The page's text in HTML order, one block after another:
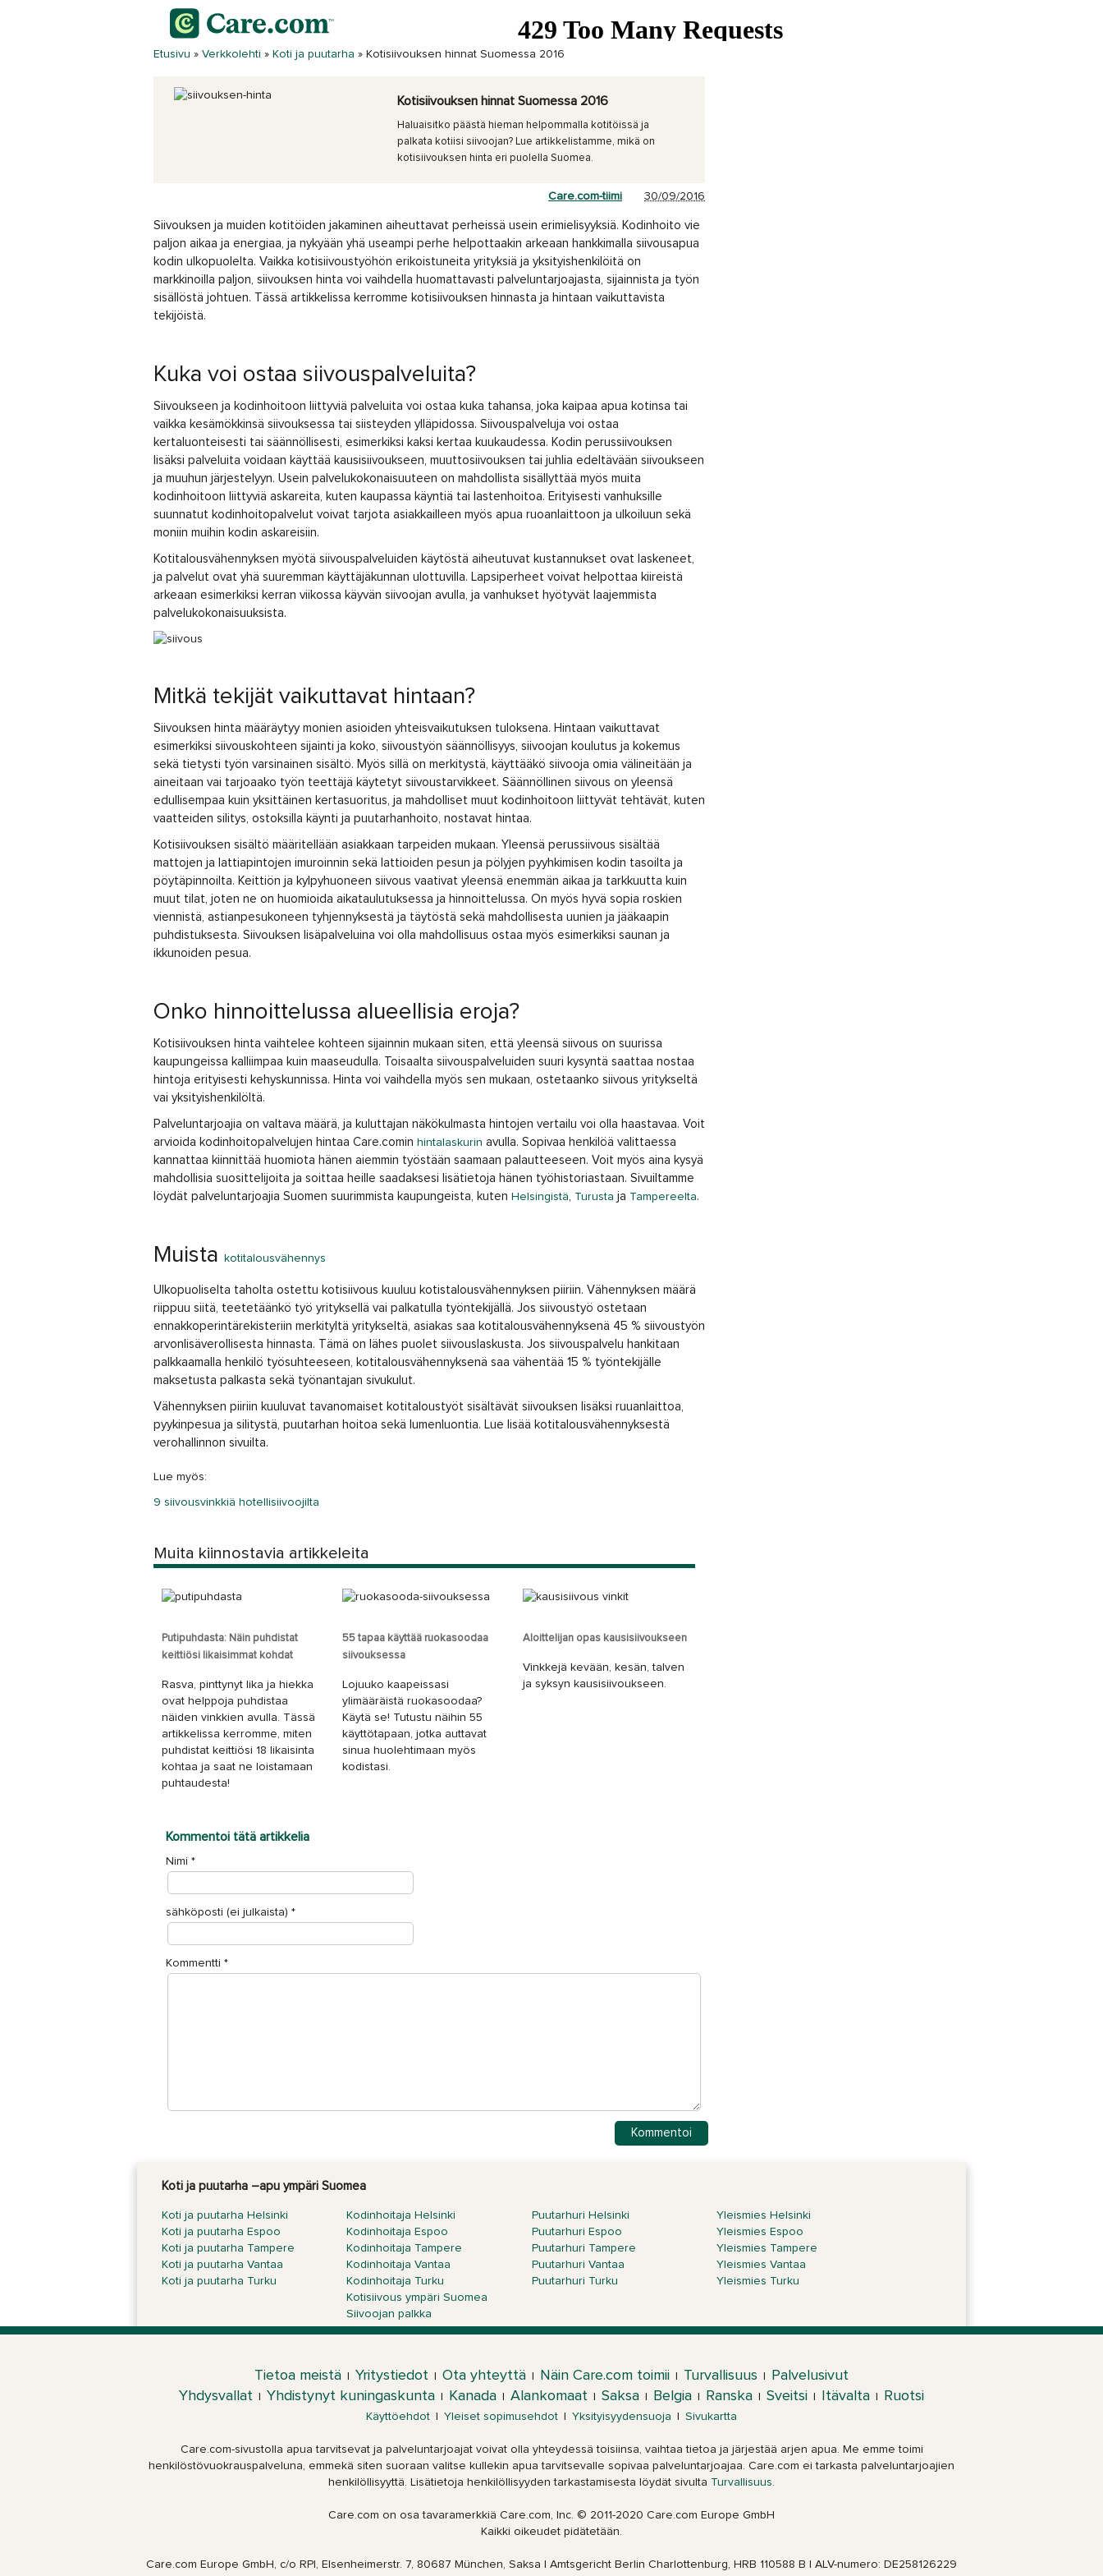
Etusivu » Verkkolehti » Koti ja puutarha » Kotisiivouksen hinnat Suomessa 2016
Kotisiivouksen hinnat Suomessa 2016
Haluaisitko päästä hieman helpommalla kotitöissä ja
palkata kotiisi siivoojan? Lue artikkelistamme, mikä on
kotisiivouksen hinta eri puolella Suomea.
Care.com-tiimi 30/09/2016
Siivouksen ja muiden kotitöiden jakaminen aiheuttavat perheissä usein erimielisyyksiä. Kodinhoito vie
paljon aikaa ja energiaa, ja nykyään yhä useampi perhe helpottaakin arkeaan hankkimalla siivousapua
kodin ulkopuolelta. Vaikka kotisiivoustyöhön erikoistuneita yrityksiä ja yksityishenkilöitä on
markkinoilla paljon, siivouksen hinta voi vaihdella huomattavasti palveluntarjoajasta, sijainnista ja työn
sisällöstä johtuen. Tässä artikkelissa kerromme kotisiivouksen hinnasta ja hintaan vaikuttavista
tekijöistä.
Kuka voi ostaa siivouspalveluita?
Siivoukseen ja kodinhoitoon liittyviä palveluita voi ostaa kuka tahansa, joka kaipaa apua kotinsa tai
vaikka kesämökkinsä siivouksessa tai siisteyden ylläpidossa. Siivouspalveluja voi ostaa
kertaluonteisesti tai säännöllisesti, esimerkiksi kaksi kertaa kuukaudessa. Kodin perussiivouksen
lisäksi palveluita voidaan käyttää kausisiivoukseen, muuttosiivouksen tai juhlia edeltävään siivoukseen
ja muuhun järjestelyyn. Usein palvelukokonaisuuteen on mahdollista sisällyttää myös muita
kodinhoitoon liittyviä askareita, kuten kaupassa käyntiä tai lastenhoitoa. Erityisesti vanhuksille
suunnatut kodinhoitopalvelut voivat tarjota asiakkailleen myös apua ruoanlaittoon ja ulkoiluun sekä
moniin muihin kodin askareisiin.
Kotitalousvähennyksen myötä siivouspalveluiden käytöstä aiheutuvat kustannukset ovat laskeneet,
ja palvelut ovat yhä suuremman käyttäjäkunnan ulottuvilla. Lapsiperheet voivat helpottaa kiireistä
arkeaan esimerkiksi kerran viikossa käyvän siivoojan avulla, ja vanhukset hyötyvät laajemmista
palvelukokonaisuuksista.
Mitkä tekijät vaikuttavat hintaan?
Siivouksen hinta määräytyy monien asioiden yhteisvaikutuksen tuloksena. Hintaan vaikuttavat
esimerkiksi siivouskohteen sijainti ja koko, siivoustyön säännöllisyys, siivoojan koulutus ja kokemus
sekä tietysti työn varsinainen sisältö. Myös sillä on merkitystä, käyttääkö siivooja omia välineitään ja
aineitaan vai tarjoaako työn teettäjä käytetyt siivoustarvikkeet. Säännöllinen siivous on yleensä
edullisempaa kuin yksittäinen kertasuoritus, ja mahdolliset muut kodinhoitoon liittyvät tehtävät, kuten
vaatteiden silitys, ostoksilla käynti ja puutarhanhoito, nostavat hintaa.
Kotisiivouksen sisältö määritellään asiakkaan tarpeiden mukaan. Yleensä perussiivous sisältää
mattojen ja lattiapintojen imuroinnin sekä lattioiden pesun ja pölyjen pyyhkimisen kodin tasoilta ja
pöytäpinnoilta. Keittiön ja kylpyhuoneen siivous vaativat yleensä enemmän aikaa ja tarkkuutta kuin
muut tilat, joten ne on huomioida aikataulutuksessa ja hinnoittelussa. On myös hyvä sopia roskien
viennistä, astianpesukoneen tyhjennyksestä ja täytöstä sekä mahdollisesta uunien ja jääkaapin
puhdistuksesta. Siivouksen lisäpalveluina voi olla mahdollisuus ostaa myös esimerkiksi saunan ja
ikkunoiden pesua.
Onko hinnoittelussa alueellisia eroja?
Kotisiivouksen hinta vaihtelee kohteen sijainnin mukaan siten, että yleensä siivous on suurissa
kaupungeissa kalliimpaa kuin maaseudulla. Toisaalta siivouspalveluiden suuri kysyntä saattaa nostaa
hintoja erityisesti kehyskunnissa. Hinta voi vaihdella myös sen mukaan, ostetaanko siivous yritykseltä
vai yksityishenkilöltä.
Palveluntarjoajia on valtava määrä, ja kuluttajan näkökulmasta hintojen vertailu voi olla haastavaa. Voit
arvioida kodinhoitopalvelujen hintaa Care.comin hintalaskurin avulla. Sopivaa henkilöä valittaessa
kannattaa kiinnittää huomiota hänen aiemmin työstään saamaan palautteeseen. Voit myös aina kysyä
mahdollisia suosittelijoita ja soittaa heille saadaksesi lisätietoja hänen työhistoriastaan. Sivuiltamme
löydät palveluntarjoajia Suomen suurimmista kaupungeista, kuten Helsingistä, Turusta ja Tampereelta.
Muista kotitalousvähennys
Ulkopuoliselta taholta ostettu kotisiivous kuuluu kotistalousvähennyksen piiriin. Vähennyksen määrä
riippuu siitä, teetetäänkö työ yrityksellä vai palkatulla työntekijällä. Jos siivoustyö ostetaan
ennakkoperintärekisteriin merkityltä yritykseltä, asiakas saa kotitalousvähennyksenä 45 % siivoustyön
arvonlisäverollisesta hinnasta. Tämä on lähes puolet siivouslaskusta. Jos siivouspalvelu hankitaan
palkkaamalla henkilö työsuhteeseen, kotitalousvähennyksenä saa vähentää 15 % työntekijälle
maksetusta palkasta sekä työnantajan sivukulut.
Vähennyksen piiriin kuuluvat tavanomaiset kotitaloustyöt sisältävät siivouksen lisäksi ruuanlaittoa,
pyykinpesua ja silitystä, puutarhan hoitoa sekä lumenluontia. Lue lisää kotitalousvähennyksestä
verohallinnon sivuilta.
Lue myös:
9 siivousvinkkiä hotellisiivoojilta
Muita kiinnostavia artikkeleita
Putipuhdasta: Näin puhdistat
keittiösi likaisimmat kohdat
Rasva, pinttynyt lika ja hiekka
ovat helppoja puhdistaa
näiden vinkkien avulla. Tässä
artikkelissa kerromme, miten
puhdistat keittiösi 18 likaisinta
kohtaa ja saat ne loistamaan
puhtaudesta!
55 tapaa käyttää ruokasoodaa
siivouksessa
Lojuuko kaapeissasi
ylimääräistä ruokasoodaa?
Käytä se! Tutustu näihin 55
käyttötapaan, jotka auttavat
sinua huolehtimaan myös
kodistasi.
Aloittelijan opas kausisiivoukseen
Vinkkejä kevään, kesän, talven
ja syksyn kausisiivoukseen.
Kommentoi tätä artikkelia
Nimi *
sähköposti (ei julkaista) *
Kommentti *
Koti ja puutarha –apu ympäri Suomea
Koti ja puutarha Helsinki
Koti ja puutarha Espoo
Koti ja puutarha Tampere
Koti ja puutarha Vantaa
Koti ja puutarha Turku
Kodinhoitaja Helsinki
Kodinhoitaja Espoo
Kodinhoitaja Tampere
Kodinhoitaja Vantaa
Kodinhoitaja Turku
Kotisiivous ympäri Suomea
Siivoojan palkka
Puutarhuri Helsinki
Puutarhuri Espoo
Puutarhuri Tampere
Puutarhuri Vantaa
Puutarhuri Turku
Yleismies Helsinki
Yleismies Espoo
Yleismies Tampere
Yleismies Vantaa
Yleismies Turku
Tietoa meistä Yritystiedot Ota yhteyttä Näin Care.com toimii Turvallisuus
Palvelusivut
Yhdysvallat
Yhdistynyt kuningaskunta Kanada Alankomaat Saksa Belgia Ranska Sveitsi Itävalta Ruotsi
Käyttöehdot Yleiset sopimusehdot Yksityisyydensuoja Sivukartta
Care.com-sivustolla apua tarvitsevat ja palveluntarjoajat voivat olla yhteydessä toisiinsa, vaihtaa tietoa ja järjestää arjen apua. Me emme toimi
henkilöstövuokrauspalveluna, emmekä siten suoraan valitse kullekin apua tarvitsevalle sopivaa palveluntarjoajaa. Care.com ei tarkasta palveluntarjoajien
henkilöllisyyttä. Lisätietoja henkilöllisyyden tarkastamisesta löydät sivulta Turvallisuus.
Care.com on osa tavaramerkkiä Care.com, Inc. © 2011-2020 Care.com Europe GmbH
Kaikki oikeudet pidätetään.
Care.com Europe GmbH, c/o RPI, Elsenheimerstr. 7, 80687 München, Saksa | Amtsgericht Berlin Charlottenburg, HRB 110588 B | ALV-numero: DE258126229